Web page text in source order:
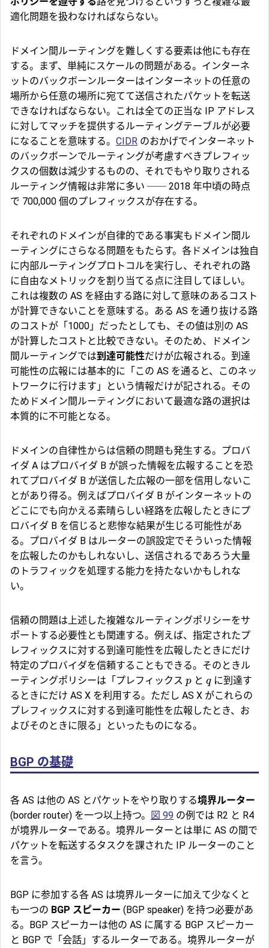
適化問題を扱わなければならない。
ドメイン間ルーティングを難しくする要素は他にも存在
する。まず、単純にスケールの問題がある。インターネ
ットのバックボーンルーターはインターネットの任意の
場所から任意の場所に宛てて送信されたパケットを転送
できなければならない。これは全ての正当な IP アドレス
に対してマッチを提供するルーティングテーブルが必要
になることを意味する。 CIDR のおかげでインターネット
のバックボーンでルーティングが考慮すべきプレフィッ
クスの個数は減少するものの、それでもやり取りされる
ルーティング情報は非常に多い ── 2018 年中頃の時点
で 700,000 個のプレフィックスが存在する。
それぞれのドメインが自律的である事実もドメイン間ル
ーティングにさらなる問題をもたらす。各ドメインは独自
に内部ルーティングプロトコルを実行し、それぞれの路
に自由なメトリックを割り当てる点に注目してほしい。
これは複数の AS を経由する路に対して意味のあるコスト
が計算できないことを意味する。ある AS を通り抜ける路
のコストが「1000」だったとしても、その値は別の AS
が計算したコストと比較できない。そのため、ドメイン
間ルーティングでは到達可能性だけが広報される。到達
可能性の広報には基本的に「この AS を通ると、このネッ
トワークに行けます」という情報だけが記される。その
ためドメイン間ルーティングにおいて最適な路の選択は
本質的に不可能となる。
ドメインの自律性からは信頼の問題も発生する。プロバ
イダ A はプロバイダ B が誤った情報を広報することを恐
れてプロバイダ B が送信した広報の一部を信用しないこ
とがあり得る。例えばプロバイダ B がインターネットの
どこにでも向かえる素晴らしい経路を広報したときにプ
ロバイダ B を信じると悲惨な結果が生じる可能性があ
る。プロバイダ B はルーターの誤設定でそういった情報
を広報したのかもしれないし、送信されるであろう大量
のトラフィックを処理する能力を持たないかもしれな
い。
信頼の問題は上述した複雑なルーティングポリシーをサ
ポートする必要性とも関連する。例えば、指定されたプ
レフィックスに対する到達可能性を広報したときにだけ
特定のプロバイダを信頼することもできる。そのときル
ーティングポリシーは「プレフィックス p と qに到達す
るときにだけ AS X を利用する。ただし AS X がこれらの
プレフィックスに対する到達可能性を広報したとき、お
よびそのときに限る」といったものになる。
BGP の基礎
各 AS は他の AS とパケットをやり取りする境界ルーター
(border router) を一つ以上持つ。
図 99 の例では R2 と R4
が境界ルーターである。境界ルーターとは単に AS の間で
パケットを転送するタスクを課された IP ルーターのこと
を言う。
BGP に参加する各 AS は境界ルーターに加えて少なくと
も一つの BGP スピーカー (BGP speaker) を持つ必要があ
る。BGP スピーカーは他の AS に属する BGP スピーカー
と BGP で「会話」するルーターである。境界ルーターが